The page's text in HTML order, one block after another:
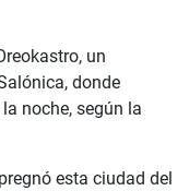
un
donde
noche, según la
esta ciudad del